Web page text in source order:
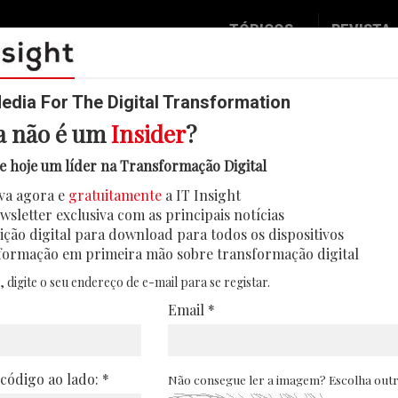
TÓPICOS
Digital
IT Strategy
Operação
Podcast
REVISTA
das previsões: os erros na
Top Strategic Predictions for 2026 and
os dados revelam padrões sistemáticos
inteligência artificial
02/01/2026
For The Digital Transformation
não é umInsider?
hoje um líder na Transformação Digital
agora e gratuitamente a IT Insight
exclusiva com as principais notícias
digital para download para todos os dispositivos
em primeira mão sobre transformação digital
o seu endereço de e-mail para se registar.
Email *
ao lado: * Não consegue ler a imagem? Escolha